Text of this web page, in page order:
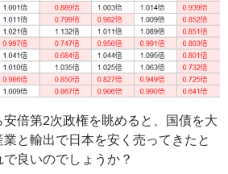
倍第2次政権を眺めると、国債を大
と輸出で日本を安く売ってきたと
良いのでしょうか？